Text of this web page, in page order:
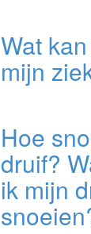
Wat
mijn
Hoe
druif?
ik mijn